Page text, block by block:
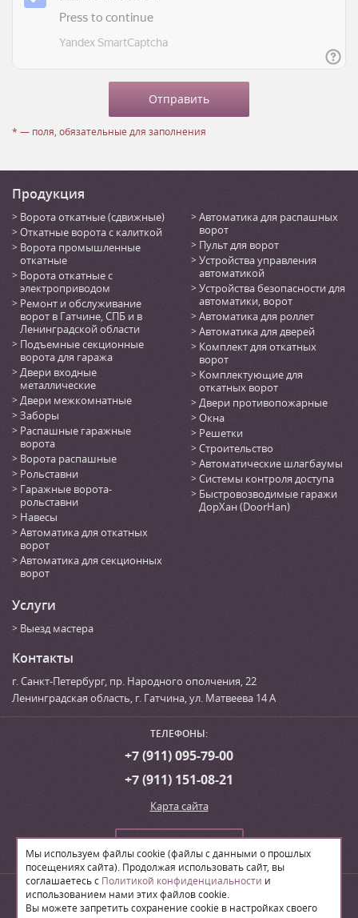
Мы используем файлы cookie (файлы с данными о прошлых
посещениях сайта). Продолжая использовать сайт, вы
соглашаетесь с Политикой конфиденциальности и
использованием нами этих файлов cookie.
Вы можете запретить сохранение cookie в настройках своего
* — поля, обязательные для заполнения
Продукция
Ворота откатные (сдвижные)
Откатные ворота с калиткой
Ворота промышленные
откатные
Ворота откатные с
электроприводом
Ремонт и обслуживание
ворот в Гатчине, СПБ и в
Ленинградской области
Подъемные секционные
ворота для гаража
Двери входные
металлические
Двери межкомнатные
Заборы
Распашные гаражные
ворота
Ворота распашные
Рольставни
Гаражные ворота-
рольставни
Навесы
Автоматика для откатных
ворот
Автоматика для секционных
ворот
Автоматика для распашных
ворот
Пульт для ворот
Устройства управления
автоматикой
Устройства безопасности для
автоматики, ворот
Автоматика для роллет
Автоматика для дверей
Комплект для откатных
ворот
Комплектующие для
откатных ворот
Двери противопожарные
Окна
Решетки
Строительство
Автоматические шлагбаумы
Системы контроля доступа
Быстровозводимые гаражи
ДорХан (DoorHan)
Услуги
Выезд мастера
Контакты
г. Санкт-Петербург, пр. Народного ополчения, 22
Ленинградская область, г. Гатчина,ул. Матвеева 14 А
ТЕЛЕФОНЫ:
+7 (911) 095-79-00
+7 (911) 151-08-21
Карта сайта
Сделать заказ
© 2026 Производственная компания «ЛВН»